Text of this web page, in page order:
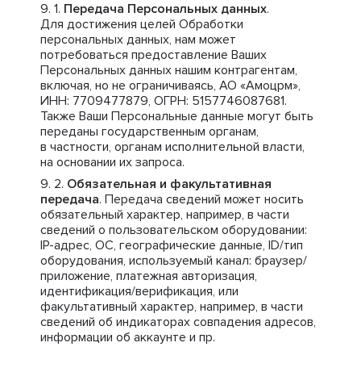
Передача Персональных данных.
Для достижения целей Обработки
персональных данных, нам может
потребоваться предоставление Ваших
Персональных данных нашим контрагентам,
включая, но не ограничиваясь, АО «Амоцрм»,
ИНН: 7709477879, ОГРН: 5157746087681.
Также Ваши Персональные данные могут быть
переданы государственным органам,
в частности, органам исполнительной власти,
на основании их запроса.
Обязательная и факультативная
передача. Передача сведений может носить
обязательный характер, например, в части
сведений о пользовательском оборудовании:
IP-адрес, ОС, географические данные, ID/тип
оборудования, используемый канал: браузер/
приложение, платежная авторизация,
идентификация/верификация, или
факультативный характер, например, в части
сведений об индикаторах совпадения адресов,
информации об аккаунте и пр.